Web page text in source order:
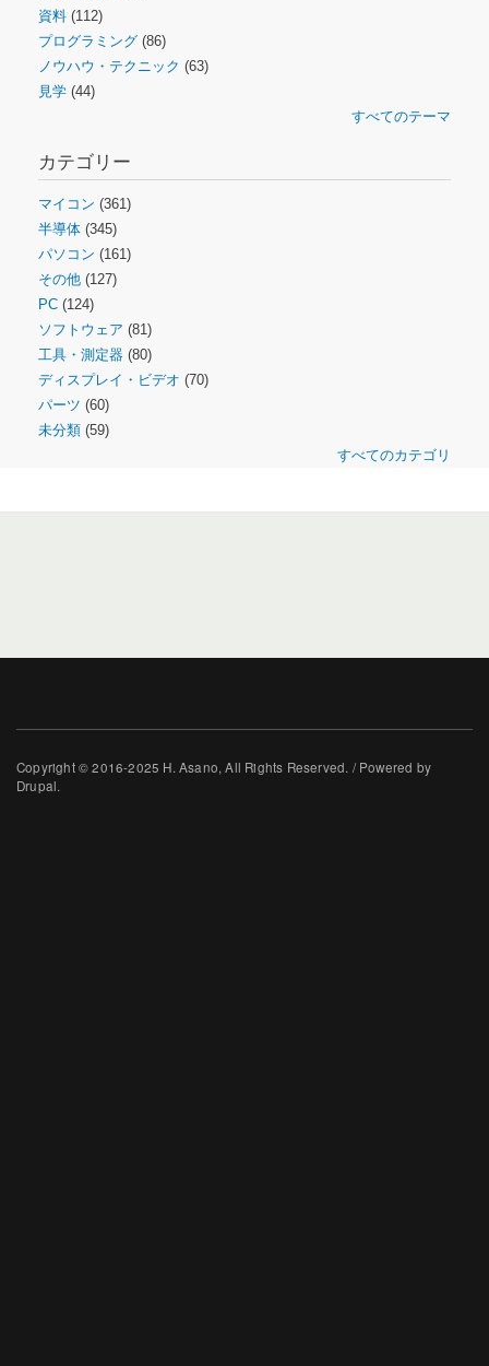
資料 (112)
プログラミング (86)
ノウハウ・テクニック (63)
見学 (44)
すべてのテーマ
カテゴリー
マイコン (361)
半導体 (345)
パソコン (161)
その他 (127)
PC (124)
ソフトウェア (81)
工具・測定器 (80)
ディスプレイ・ビデオ (70)
パーツ (60)
未分類 (59)
すべてのカテゴリ
Copyright © 2016-2025 H. Asano, All Rights Reserved. / Powered by
Drupal.